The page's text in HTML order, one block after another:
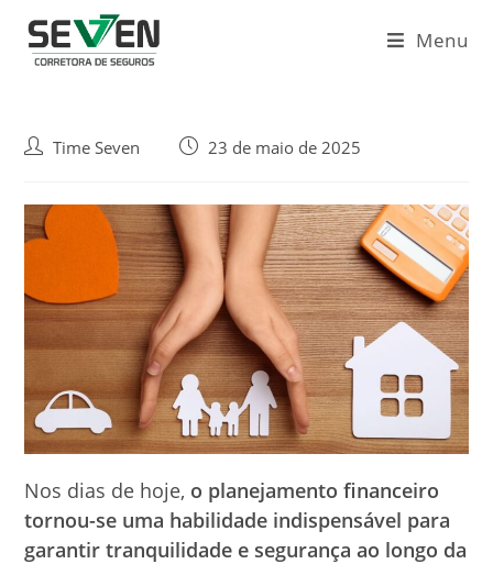
para
Menu
AutorTime Seven
Post23 de maio de 2025
Nos dias de hoje, o planejamento financeiro
tornou-se uma habilidade indispensável para
garantir tranquilidade e segurança ao longo da